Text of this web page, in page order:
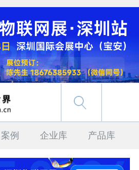
案例 企业库 产品库